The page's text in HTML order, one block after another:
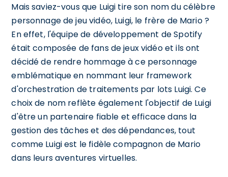
Mais saviez-vous que Luigi tire son nom du célèbre
personnage de jeu vidéo, Luigi, le frère de Mario ?
En effet, l'équipe de développement de Spotify
était composée de fans de jeux vidéo et ils ont
décidé de rendre hommage à ce personnage
emblématique en nommant leur framework
d'orchestration de traitements par lots Luigi. Ce
choix de nom reflète également l'objectif de Luigi
d'être un partenaire fiable et efficace dans la
gestion des tâches et des dépendances, tout
comme Luigi est le fidèle compagnon de Mario
dans leurs aventures virtuelles.